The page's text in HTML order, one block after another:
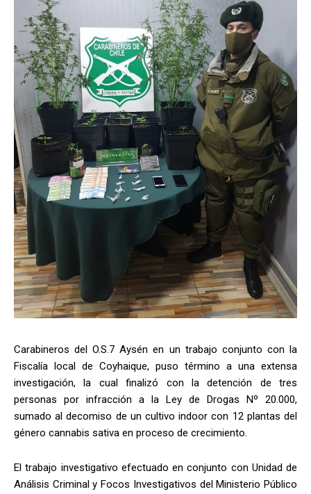
Carabineros del O.S.7 Aysén en un trabajo conjunto con la
Fiscalía local de Coyhaique, puso término a una extensa
investigación, la cual finalizó con la detención de tres
personas por infracción a la Ley de Drogas Nº 20.000,
sumado al decomiso de un cultivo indoor con 12 plantas del
género cannabis sativa en proceso de crecimiento.
El trabajo investigativo efectuado en conjunto con Unidad de
Análisis Criminal y Focos Investigativos del Ministerio Público